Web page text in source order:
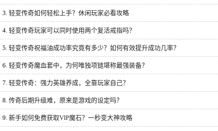
3. 轻变传奇如何轻松上手？休闲玩家必看攻略
4. 轻变传奇玩家可以同时使用两个复活戒指吗？
5. 轻变传奇祝福油成功率究竟有多少？如何有效提升成功几率？
6. 轻变传奇魔血套中，为何唯独项链堪称最强装备？
7. 轻变传奇：强力英雄养成，全靠玩家自己？
8. 传奇后期升级难，原来是游戏的设定吗？
9. 新手如何免费获取VIP魔石？一秒变大神攻略